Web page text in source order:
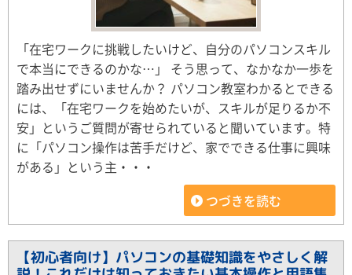
「在宅ワークに挑戦したいけど、自分のパソコンスキル
で本当にできるのかな…」 そう思って、なかなか一歩を
踏み出せずにいませんか？ パソコン教室わかるとできる
には、「在宅ワークを始めたいが、スキルが足りるか不
安」というご質問が寄せられていると聞いています。特
に「パソコン操作は苦手だけど、家でできる仕事に興味
がある」という主・・・
つづきを読む
【初心者向け】パソコンの基礎知識をやさしく解